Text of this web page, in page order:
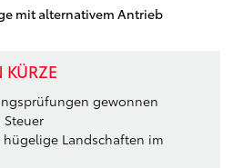
mit alternativem Antrieb
KÜRZE
gewonnen
Landschaften im